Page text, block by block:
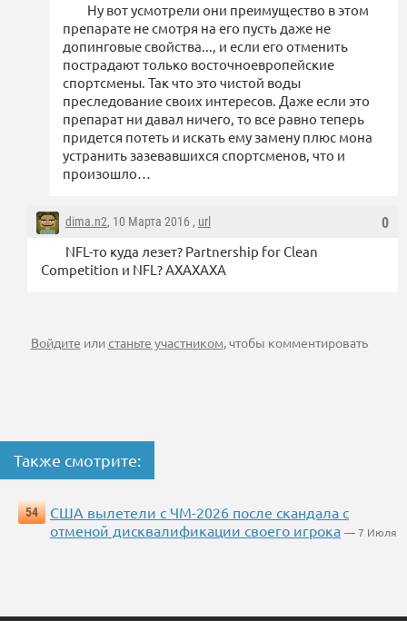
Ну вот усмотрели они преимущество в этом
препарате не смотря на его пусть даже не
допинговые свойства..., и если его отменить
пострадают только восточноевропейские
спортсмены. Так что это чистой воды
преследование своих интересов. Даже если это
препарат ни давал ничего, то все равно теперь
придется потеть и искать ему замену плюс мона
устранить зазевавшихся спортсменов, что и
произошло…
0
dima.n2, 10 Марта 2016 , url
NFL-то куда лезет? Partnership for Clean
Competition и NFL? АХАХАХА
Войдите илистаньте участником, чтобы комментировать
Также смотрите:
54
США вылетели с ЧМ-2026 после скандала с
отменой дисквалификации своего игрока — 7 Июля